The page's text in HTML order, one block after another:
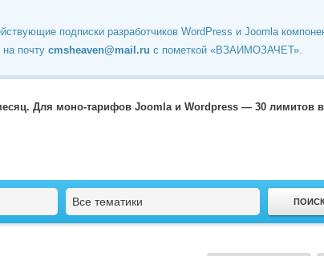
подписки разработчиков WordPress и Joomla
почту cmsheaven@mail.ru c пометкой «ВЗАИМОЗАЧЕТ».
Для моно-тарифов Joomla и Wordpress — 30
Все тематики